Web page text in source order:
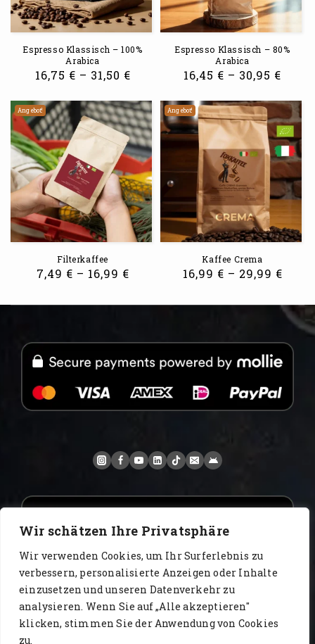
Wir schätzen Ihre Privatsphäre
Wir verwenden Cookies, um Ihr Surferlebnis zu
verbessern, personalisierte Anzeigen oder Inhalte
einzusetzen und unseren Datenverkehr zu
analysieren. Wenn Sie auf „Alle akzeptieren"
klicken, stimmen Sie der Anwendung von Cookies
zu.
Espresso Klassisch – 100%
Arabica
16,75 € – 31,50 €
Espresso Klassisch – 80%
Arabica
16,45 € – 30,95 €
Angebot!
Filterkaffee
7,49 € – 16,99 €
Angebot!
Kaffee Crema
16,99 € – 29,99 €
www.AlbertoIT.com 2026 FoxKaffee Kaffeerösterei